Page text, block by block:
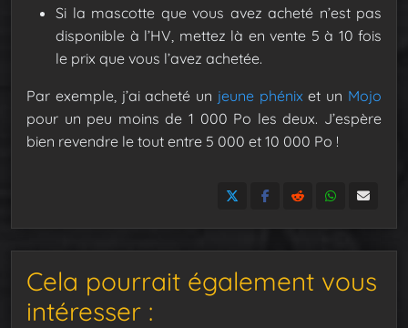
Si la mascotte que vous avez acheté n’est pas
disponible à l’HV, mettez là en vente 5 à 10 fois
le prix que vous l’avez achetée.
Par exemple, j’ai acheté un jeune phénix et un Mojo
pour un peu moins de 1 000 Po les deux. J’espère
bien revendre le tout entre 5 000 et 10 000 Po !
Cela pourrait également vous
intéresser :